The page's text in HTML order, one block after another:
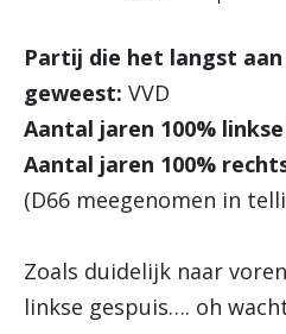
Partij die het langst
geweest: VVD
Aantal jaren 100%
Aantal jaren 100%
(D66 meegenomen in
Zoals duidelijk naar
linkse gespuis…. oh